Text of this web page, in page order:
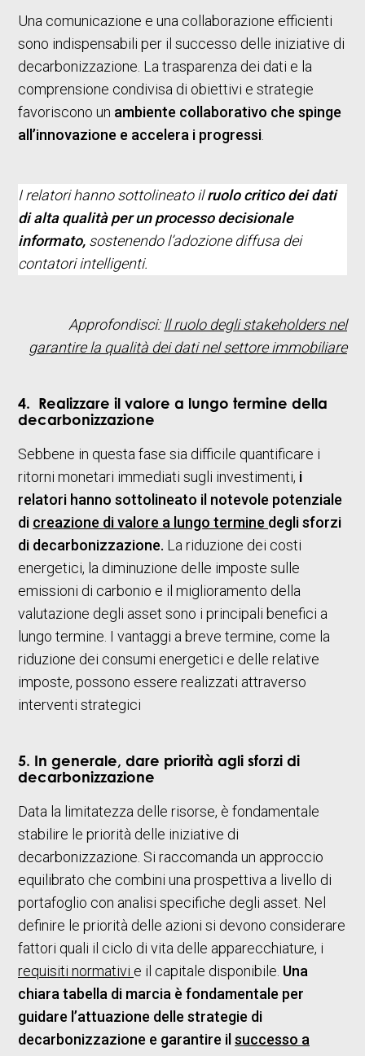
Una comunicazione e una collaborazione efficienti
sono indispensabili per il successo delle iniziative di
decarbonizzazione. La trasparenza dei dati e la
comprensione condivisa di obiettivi e strategie
favoriscono un ambiente collaborativo che spinge
all’innovazione e accelera i progressi
I relatori hanno sottolineato ilruolocritico dei dati
di alta qualità per un processo decisionale
informato, sostenendo l’adozione diffusa dei
contatori intelligenti.
Approfondisci:ll ruolo degli stakeholders nel
garantire la qualità dei dati nel settore immobiliare
4. Realizzare il valore a lungo termine della
decarbonizzazione
Sebbene in questa fase sia difficile quantificare i
ritorni monetari immediati sugli investimenti, i
relatori hanno sottolineato il notevole potenziale
di creazione di valore a lungo termine degli sforzi
di decarbonizzazione. La riduzione dei costi
energetici, la diminuzione delle imposte sulle
emissioni di carbonio e il miglioramento della
valutazione degli asset sono i principali benefici a
lungo termine. I vantaggi a breve termine, come la
riduzione dei consumi energetici e delle relative
imposte, possono essere realizzati attraverso
interventi strategici
5. In generale, dare priorità agli sforzi di
decarbonizzazione
Data la limitatezza delle risorse, è fondamentale
stabilire le priorità delle iniziative di
decarbonizzazione. Si raccomanda un approccio
equilibrato che combini una prospettiva a livello di
portafoglio con analisi specifiche degli asset. Nel
definire le priorità delle azioni si devono considerare
fattori quali il ciclo di vita delle apparecchiature, i
requisiti normativi e il capitale disponibile. Una
chiara tabella di marcia è fondamentale per
guidare l’attuazione delle strategie di
decarbonizzazione e garantire il successo a